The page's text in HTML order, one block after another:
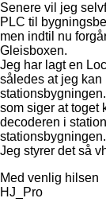
Senere vil jeg
PLC til
men indtil nu
Gleisboxen.
Jeg har lagt en
således at jeg kan
som siger at toget
decoderen i
stationsbygningen.
Jeg styrer det så
Med venlig hilsen
HJ_Pro